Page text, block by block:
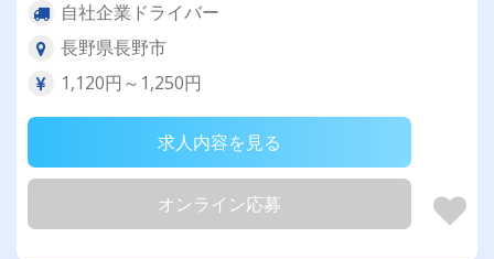
自社企業ドライバー
長野県長野市
1,120円～1,250円
求人内容を見る
オンライン応募